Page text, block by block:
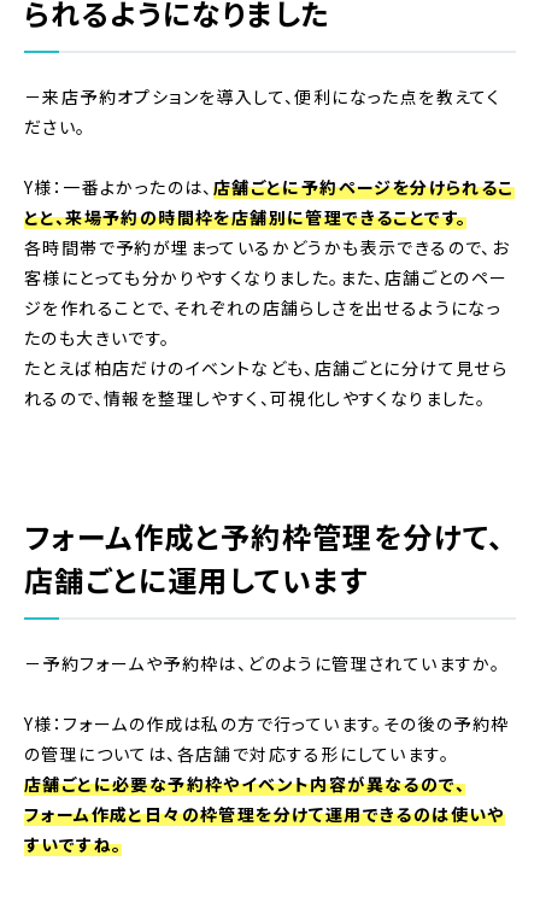
られるようになりました
－来店予約オプションを導入して、便利になった点を教えてく
ださい。
Y様：一番よかったのは、 店舗ごとに予約ページを分けられるこ
とと、来場予約の時間枠を店舗別に管理できることです。
各時間帯で予約が埋まっているかどうかも表示できるので、お
客様にとっても分かりやすくなりました。また、店舗ごとのペー
ジを作れることで、それぞれの店舗らしさを出せるようになっ
たのも大きいです。
たとえば柏店だけのイベントなども、店舗ごとに分けて見せら
れるので、情報を整理しやすく、可視化しやすくなりました。
フォーム作成と予約枠管理を分けて、
店舗ごとに運用しています
－予約フォームや予約枠は、どのように管理されていますか。
Y様：フォームの作成は私の方で行っています。その後の予約枠
の管理については、各店舗で対応する形にしています。
店舗ごとに必要な予約枠やイベント内容が異なるので、
フォーム作成と日々の枠管理を分けて運用できるのは使いや
すいですね。